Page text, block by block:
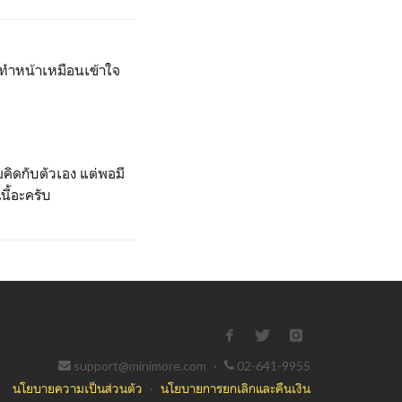
หน้าเหมือนเข้าใจ
ดกับตัวเอง แต่พอมี
อะครับ
support@minimore.com ·
02-641-9955
นโยบายความเป็นส่วนตัว · นโยบายการยกเลิกและคืนเงิน